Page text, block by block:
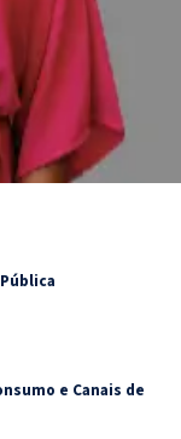
e Canais de